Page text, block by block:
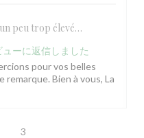
peu trop élevé…
ーに返信しました
pour vos belles
Bien à vous, La
3